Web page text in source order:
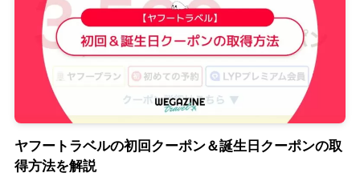
ヤフートラベルの初回クーポン＆誕生日クーポンの取
得方法を解説